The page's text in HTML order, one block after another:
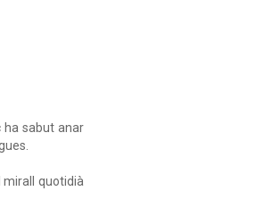
ha sabut anar
mirall quotidià